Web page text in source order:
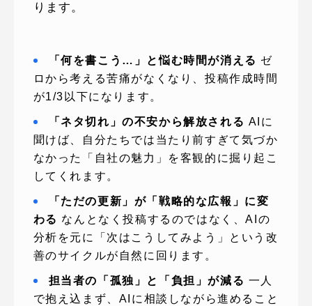
ります。
「何を書こう…」と悩む時間が消える ゼ
ロから考える苦痛がなくなり、投稿作成時間
が1/3以下になります。
「ネタ切れ」の不安から解放される AIに
聞けば、自分たちでは当たり前すぎて気づか
なかった「自社の魅力」を客観的に掘り起こ
してくれます。
「ただの更新」が「戦略的な広報」に変
わる なんとなく投稿するのではなく、AIの
分析を元に「次はこうしてみよう」という改
善のサイクルが自然に回ります。
担当者の「孤独」と「負担」が減る 一人
で抱え込まず、AIに相談しながら進めること